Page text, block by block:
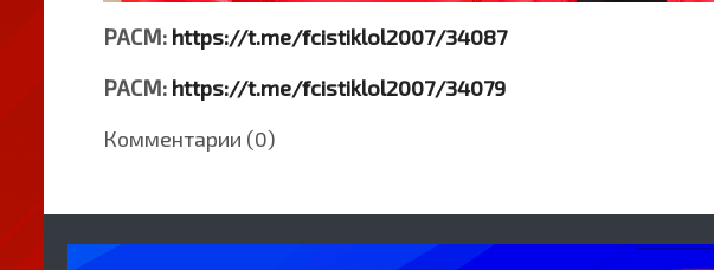
РАСМ: https://t.me/fcistiklol2007/34087
РАСМ: https://t.me/fcistiklol2007/34079
Комментарии (0)